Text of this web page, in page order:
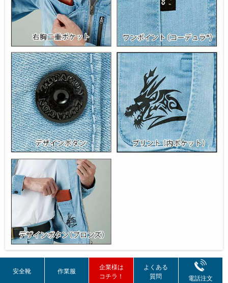
Z-DRAGONのロゴが、内ポケットに！
安全靴 作業服
企業様は
コチラ！
よくある
質問
電話注文